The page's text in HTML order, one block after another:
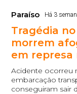
Paraíso Há 3
Tragédia
morrem
em represa
Acidente ocorreu
embarcação
conseguiram sair